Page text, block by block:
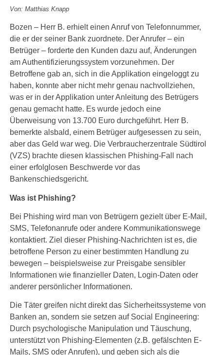
Von: Matthias Knapp
Bozen – Herr B. erhielt einen Anruf von Telefonnummer,
die er der seiner Bank zuordnete. Der Anrufer – ein
Betrüger – forderte den Kunden dazu auf, Änderungen
am Authentifizierungssystem vorzunehmen. Der
Betroffene gab an, sich in die Applikation eingeloggt zu
haben, konnte aber nicht mehr genau nachvollziehen,
was er in der Applikation unter Anleitung des Betrügers
genau gemacht hatte. Es wurde jedoch eine
Überweisung von 13.700 Euro durchgeführt. Herr B.
bemerkte alsbald, einem Betrüger aufgesessen zu sein,
aber das Geld war weg. Die Verbraucherzentrale Südtirol
(VZS) brachte diesen klassischen Phishing-Fall nach
einer erfolglosen Beschwerde vor das
Bankenschiedsgericht.
Was ist Phishing?
Bei Phishing wird man von Betrügern gezielt über E-Mail,
SMS, Telefonanrufe oder andere Kommunikationswege
kontaktiert. Ziel dieser Phishing-Nachrichten ist es, die
betroffene Person zu einer bestimmten Handlung zu
bewegen – beispielsweise zur Preisgabe sensibler
Informationen wie finanzieller Daten, Login-Daten oder
anderer persönlicher Informationen.
Die Täter greifen nicht direkt das Sicherheitssysteme von
Banken an, sondern sie setzen auf Social Engineering:
Durch psychologische Manipulation und Täuschung,
unterstützt von Phishing-Elementen (z.B. gefälschten E-
Mails, SMS oder Anrufen), und geben sich als die